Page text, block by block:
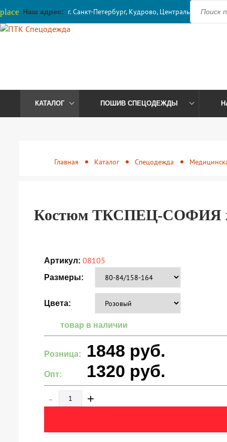
place Наш адрес: г. Санкт-Петербург, Кудрово, Центральная, 41
КАТАЛОГ ПОШИВ СПЕЦОДЕЖДЫ
Главная Каталог Спецодежда
Костюм ТКСПЕЦ-СОФИЯ
Артикул: 08105
Размеры:
Цвета:
товар в наличии
Розница: 1848 руб.
Опт: 1320 руб.
- +